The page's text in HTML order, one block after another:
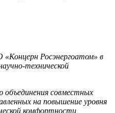
Росэнергоатом» в
технической
совместных
на повышение уровня
комфортности